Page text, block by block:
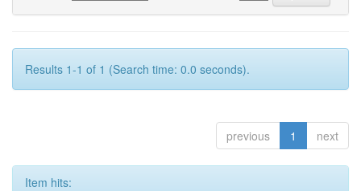
Results 1-1 of 1 (Search time: 0.0 seconds).
previous 1 next
Item hits: